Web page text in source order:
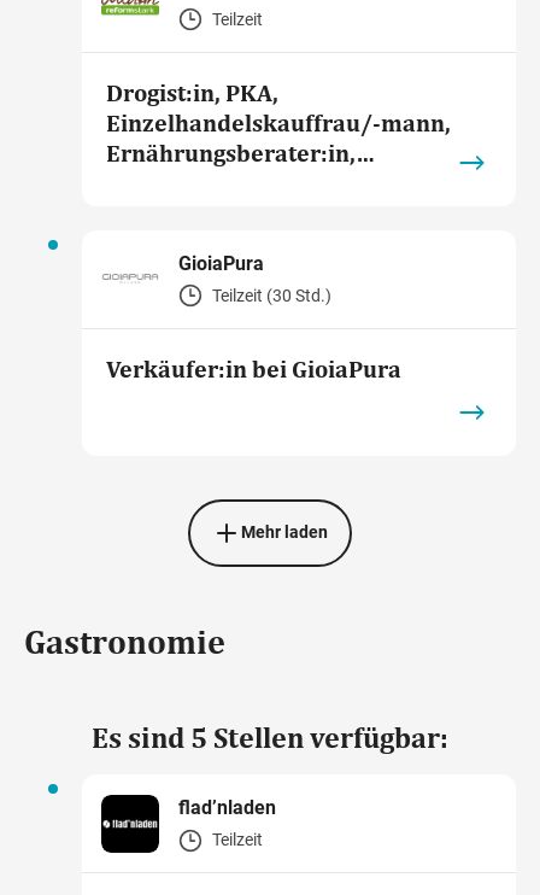
Teilzeit
Drogist:in, PKA,
Einzelhandelskauffrau/-mann,
Ernährungsberater:in,
GioiaPura
Teilzeit (30 Std.)
Verkäufer:in bei GioiaPura
Mehr laden
Gastronomie
Es sind 5 Stellen verfügbar:
flad’nladen
Teilzeit